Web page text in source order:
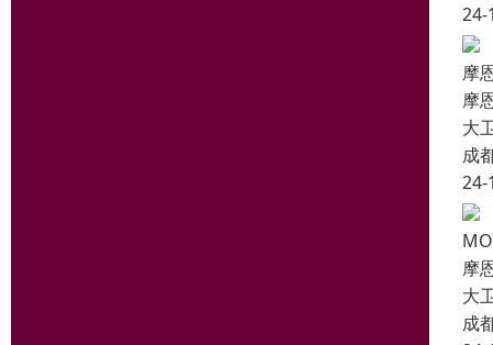
24-
摩
摩
大
成
24-
摩
大
成